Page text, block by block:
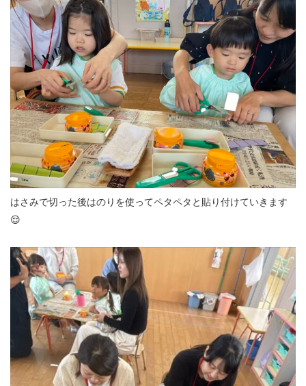
はさみで切った後はのりを使ってペタペタと貼り付けていきます
😌